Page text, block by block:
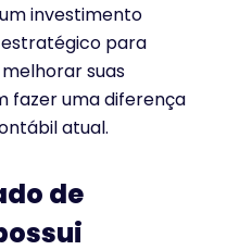
investimento
para
suas
fazer uma diferença
atual.
de